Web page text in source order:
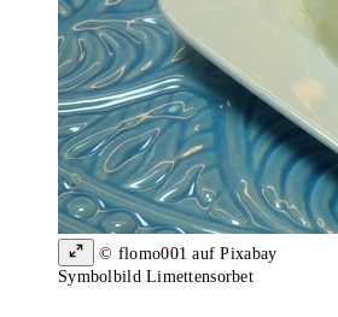
© flomo001 auf Pixabay
Symbolbild Limettensorbet